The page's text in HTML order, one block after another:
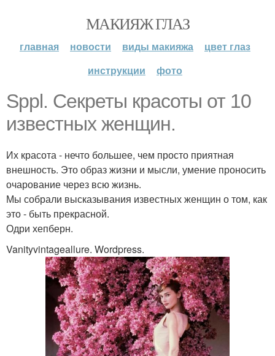
МАКИЯЖ ГЛАЗ
главная новости виды макияжа
цвет глаз
инструкции
фото
Sppl. Секреты красоты от 10
известных женщин.
Их красота - нечто большее, чем просто приятная
внешность. Это образ жизни и мысли, умение проносить
очарование через всю жизнь.
Мы собрали высказывания известных женщин о том, как
это - быть прекрасной.
Одри хепберн.
Vanityvintageallure. Wordpress.